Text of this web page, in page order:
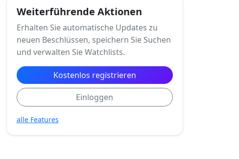
Weiterführende Aktionen
Erhalten Sie automatische Updates zu
neuen Beschlüssen, speichern Sie Suchen
und verwalten Sie Watchlists.
Kostenlos registrieren
Einloggen
alle Features